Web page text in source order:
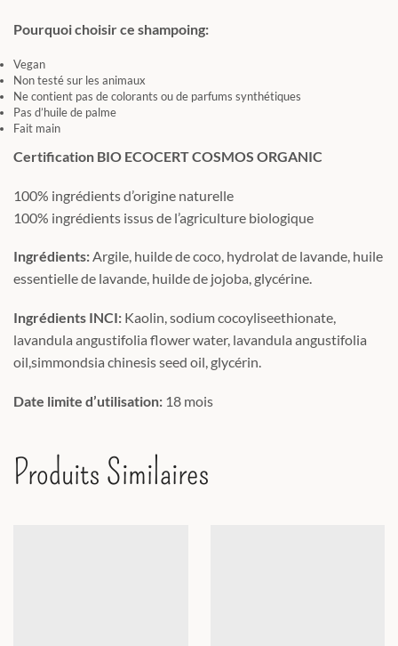
Pourquoi choisir ce shampoing:
Vegan
Non testé sur les animaux
Ne contient pas de colorants ou de parfums synthétiques
Pas d’huile de palme
Fait main
Certification BIO ECOCERT COSMOS ORGANIC
100% ingrédients d’origine naturelle
100% ingrédients issus de l’agriculture biologique
Ingrédients:Argile, huilde de coco, hydrolat de lavande, huile
essentielle de lavande, huilde de jojoba, glycérine.
Ingrédients INCI: Kaolin, sodium cocoyliseethionate,
lavandula angustifolia flower water, lavandula angustifolia
oil,simmondsia chinesis seed oil, glycérin.
Date limite d’utilisation: 18 mois
Produits Similaires